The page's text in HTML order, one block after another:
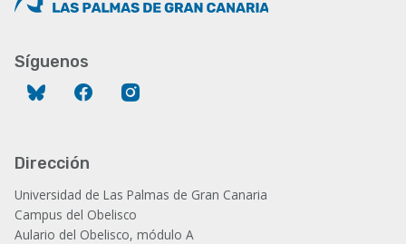
Síguenos
Bluesky Facebook
Dirección
Universidad de Las Palmas de Gran Canaria
Campus del Obelisco
Aulario del Obelisco, módulo A